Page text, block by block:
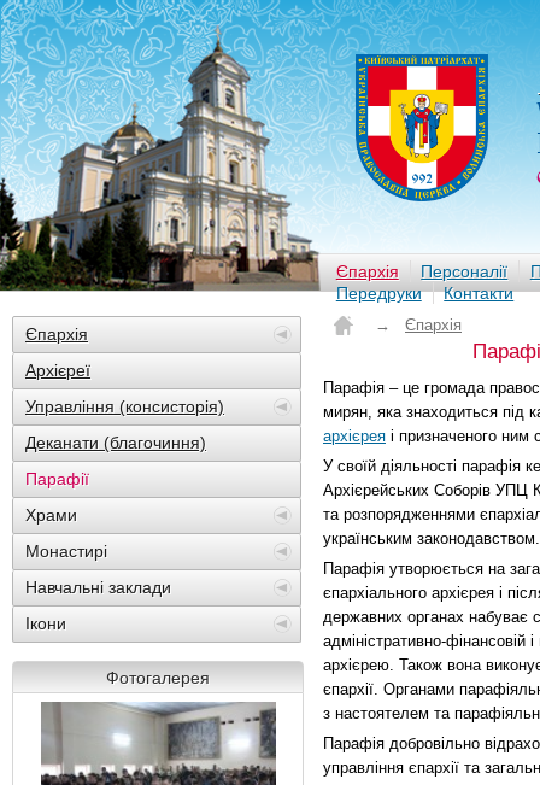
Єпархія Персоналії
Передруки
Контакти
Єпархія
Архієреї
Управління (консисторія)
Деканати (благочиння)
Парафії
Храми
Монастирі
Навчальні заклади
Ікони
Фотогалерея
→ Єпархія
Парафія – це громада
мирян, яка знаходиться під
архієрея і призначеного ним
У своїй діяльності парафія
Архієрейських Соборів
та розпорядженнями
українським законодавством.
Парафія утворюється на
єпархіального архієрея і
державних органах набуває
адміністративно-фінансовій
архієрею. Також вона
єпархії. Органами
з настоятелем та
Парафія добровільно
управління єпархії та